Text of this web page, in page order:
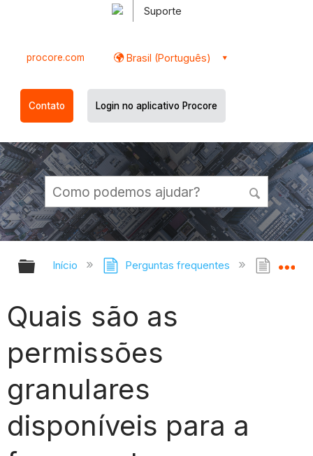
Suporte
procore.com Brasil (Português)
Contato Login no aplicativo Procore
Expandir/recolher hierarquia
Início Perguntas frequentes
Quais são as
permissões
granulares
disponíveis para a